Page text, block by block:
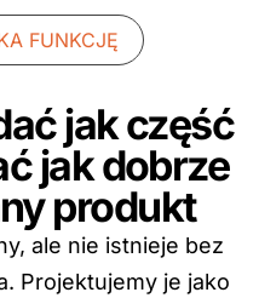
FUNKCJĘ
jak część
jak dobrze
produkt
ale nie istnieje bez
Projektujemy je jako